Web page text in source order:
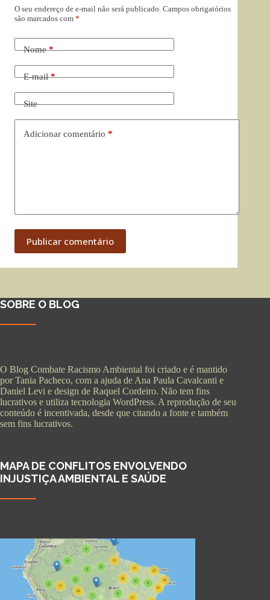
O seu endereço de e-mail não será publicado. Campos obrigatórios
são marcados com *
Nome*
E-mail*
Site
Adicionar comentário *
Publicar comentário
SOBRE O BLOG
O Blog Combate Racismo Ambiental foi criado e é mantido
por Tania Pacheco, com a ajuda de Ana Paula Cavalcanti e
Daniel Levi e design de Raquel Cordeiro. Não tem fins
lucrativos e utiliza tecnologia WordPress. A reprodução de seu
conteúdo é incentivada, desde que citando a fonte e também
sem fins lucrativos.
MAPA DE CONFLITOS ENVOLVENDO
INJUSTIÇA AMBIENTAL E SAÚDE